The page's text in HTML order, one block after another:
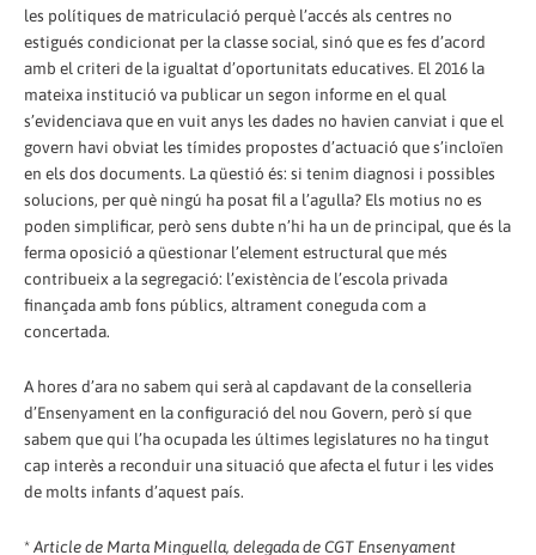
les polítiques de matriculació perquè l’accés als centres no
estigués condicionat per la classe social, sinó que es fes d’acord
amb el criteri de la igualtat d’oportunitats educatives. El 2016 la
mateixa institució va publicar un segon informe en el qual
s’evidenciava que en vuit anys les dades no havien canviat i que el
govern havi obviat les tímides propostes d’actuació que s’incloïen
en els dos documents. La qüestió és: si tenim diagnosi i possibles
solucions, per què ningú ha posat fil a l’agulla? Els motius no es
poden simplificar, però sens dubte n’hi ha un de principal, que és la
ferma oposició a qüestionar l’element estructural que més
contribueix a la segregació: l’existència de l’escola privada
finançada amb fons públics, altrament coneguda com a
concertada.
A hores d’ara no sabem qui serà al capdavant de la conselleria
d’Ensenyament en la configuració del nou Govern, però sí que
sabem que qui l’ha ocupada les últimes legislatures no ha tingut
cap interès a reconduir una situació que afecta el futur i les vides
de molts infants d’aquest país.
*Article de Marta Minguella, delegada de CGT Ensenyament